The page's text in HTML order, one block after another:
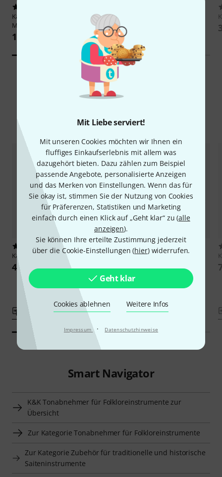
Mit Liebe serviert!
Mit unseren Cookies möchten wir Ihnen ein
fluffiges Einkaufserlebnis mit allem was
dazugehört bieten. Dazu zählen zum Beispiel
passende Angebote, personalisierte Anzeigen
und das Merken von Einstellungen. Wenn das für
Sie okay ist, stimmen Sie der Nutzung von Cookies
für Präferenzen, Statistiken und Marketing
einfach durch einen Klick auf „Geht klar“ zu (alle
anzeigen).
Sie können Ihre erteilte Zustimmung jederzeit
über die Cookie-Einstellungen (hier) widerrufen.
Geht klar
Cookies ablehnen Weitere Infos
Impressum · Datenschutzhinweise
K&K
Pure Mini (Pure Western
Mini)
109 €
K&K
139 €
Alternativen vergleichen
K&K Big Island Spot
49 €
Vergleichen
5
K&KBig Twin Internal
79 €
Vergleichen
Smart Navigator
K&K Tonabnehmer für Folkloreinstrumente zur
Übersicht
Zur Kategorie Tonabnehmer für Folkloreinstrumente
Zur Kategorie Zubehör für traditionelle und historische
Saiteninstrumente